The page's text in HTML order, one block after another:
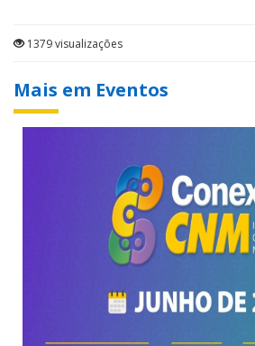
1379 visualizações
Mais em Eventos